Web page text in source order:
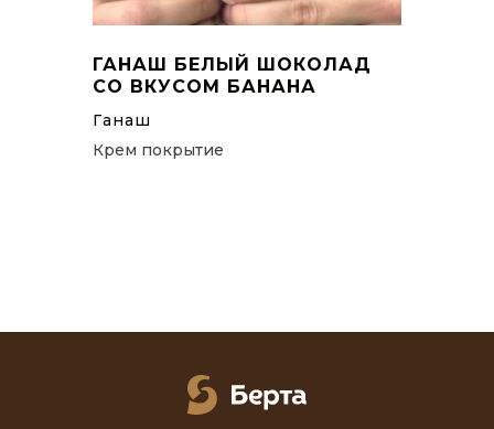
ГАНАШ БЕЛЫЙ ШОКОЛАД
СО ВКУСОМ БАНАНА
Ганаш
Крем покрытие